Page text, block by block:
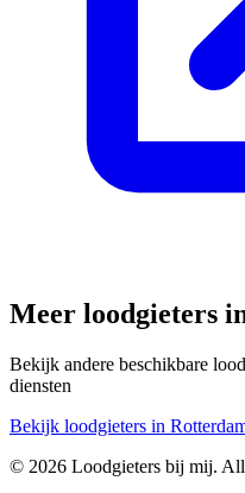
Meer loodgieters
Bekijk andere beschikbare
diensten
Bekijk loodgieters in
© 2026 Loodgieters bij mij.